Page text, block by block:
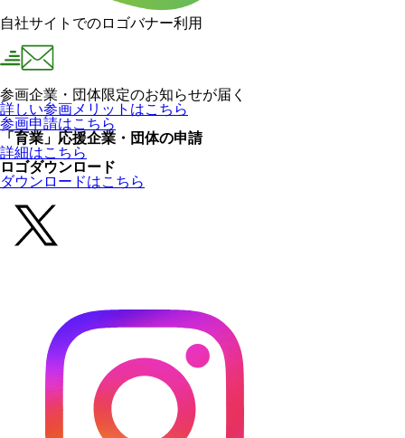
自社サイトでのロゴバナー利用
参画企業・団体限定のお知らせが届く
詳しい参画メリットはこちら
参画申請はこちら
「育業」応援企業・団体の申請
詳細はこちら
ロゴダウンロード
ダウンロードはこちら